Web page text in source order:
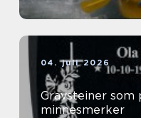
04. juli 2026
Gravsteiner som
minnesmerker